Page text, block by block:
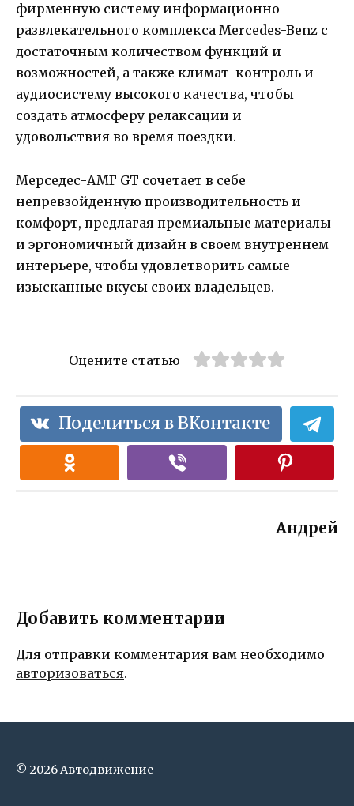
фирменную систему информационно-
развлекательного комплекса Mercedes-Benz с
достаточным количеством функций и
возможностей, а также климат-контроль и
аудиосистему высокого качества, чтобы
создать атмосферу релаксации и
удовольствия во время поездки.
Мерседес-АМГ GT сочетает в себе
непревзойденную производительность и
комфорт, предлагая премиальные материалы
и эргономичный дизайн в своем внутреннем
интерьере, чтобы удовлетворить самые
изысканные вкусы своих владельцев.
Оцените статью
Поделиться в ВКонтакте
Андрей
Добавить комментарии
Для отправки комментария вам необходимо
авторизоваться.
© 2026 Автодвижение